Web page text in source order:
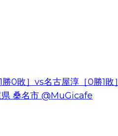
0敗］vs名古屋淳［0勝1敗］
桑名市 @MuGicafe